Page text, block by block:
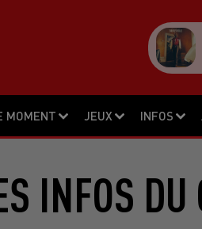
MOMENT JEUX INFOS
INFOS